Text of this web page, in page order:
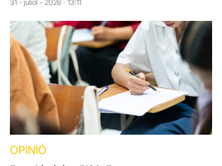
31 - juliol - 2026 · 13:11
OPINIÓ